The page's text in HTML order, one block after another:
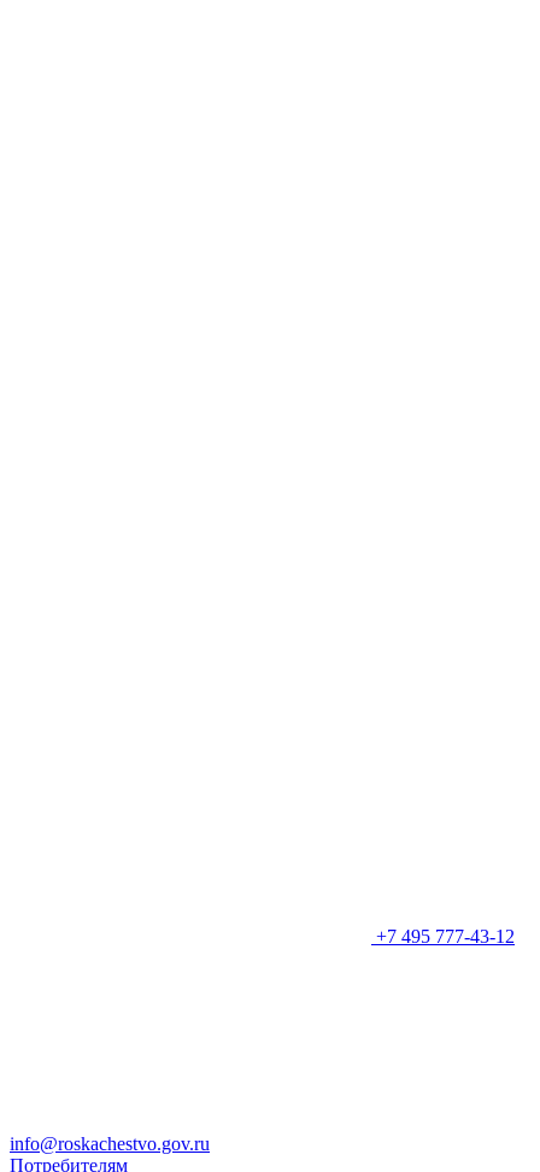
+7 495 777-43-12
info@roskachestvo.gov.ru
Потребителям